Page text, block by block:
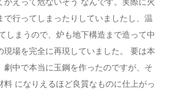
で行ってしまったりしていましたし、温
しまうので、炉も地下構造まで造って中
現場を完全に再現していました。 要は本
劇中で本当に玉鋼を作ったのですが、そ
料 になりえるほど良質なものに仕上がっ